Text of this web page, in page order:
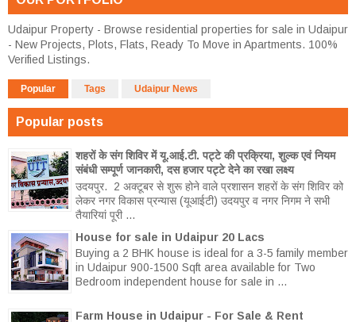
Udaipur Property - Browse residential properties for sale in Udaipur
- New Projects, Plots, Flats, Ready To Move in Apartments. 100%
Verified Listings.
Popular Tags Udaipur News
Popular posts
शहरों के संग शिविर में यू.आई.टी. पट्टे की प्रक्रिया, शुल्क एवं नियम
संबंधी सम्पूर्ण जानकारी, दस हजार पट्टे देने का रखा लक्ष्य
उदयपुर. 2 अक्टूबर से शुरू होने वाले प्रशासन शहरों के संग शिविर को
लेकर नगर विकास प्रन्यास (यूआईटी) उदयपुर व नगर निगम ने सभी
तैयारियां पूरी ...
House for sale in Udaipur 20 Lacs
Buying a 2 BHK house is ideal for a 3-5 family member
in Udaipur 900-1500 Sqft area available for Two
Bedroom independent house for sale in ...
Farm House in Udaipur - For Sale & Rent